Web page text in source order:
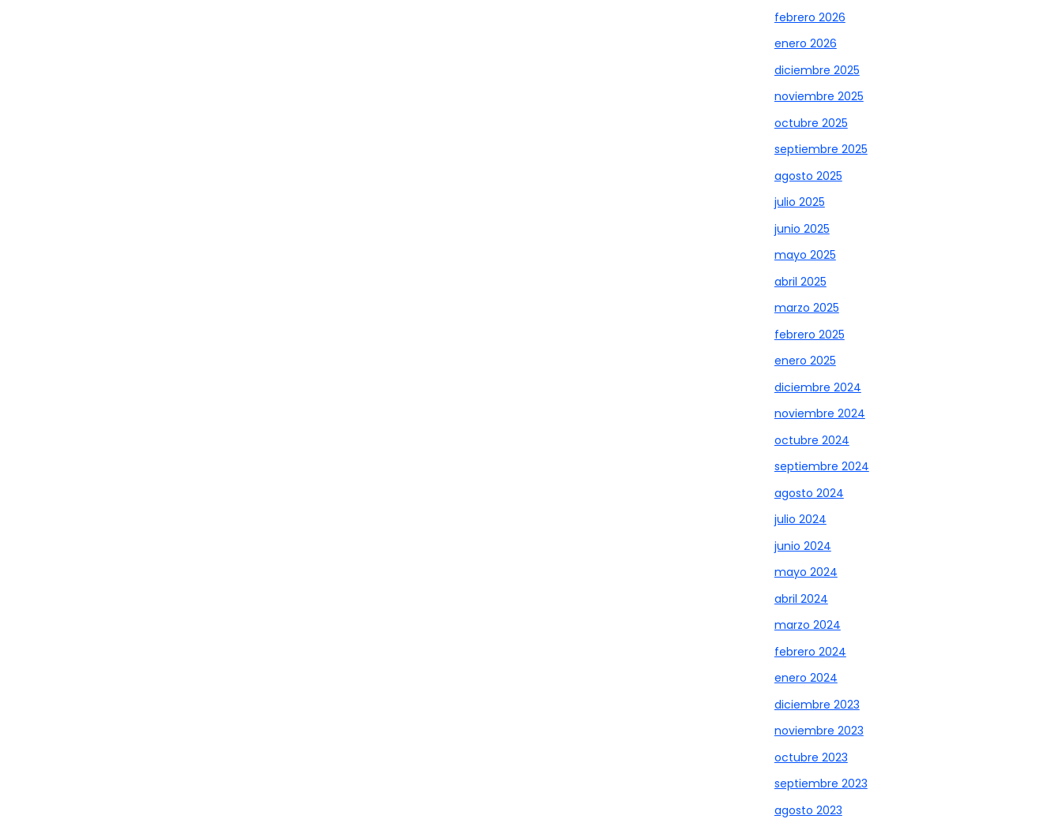
febrero 2026
enero 2026
diciembre 2025
noviembre 2025
octubre 2025
septiembre 2025
agosto 2025
julio 2025
junio 2025
mayo 2025
abril 2025
marzo 2025
febrero 2025
enero 2025
diciembre 2024
noviembre 2024
octubre 2024
septiembre 2024
agosto 2024
julio 2024
junio 2024
mayo 2024
abril 2024
marzo 2024
febrero 2024
enero 2024
diciembre 2023
noviembre 2023
octubre 2023
septiembre 2023
agosto 2023